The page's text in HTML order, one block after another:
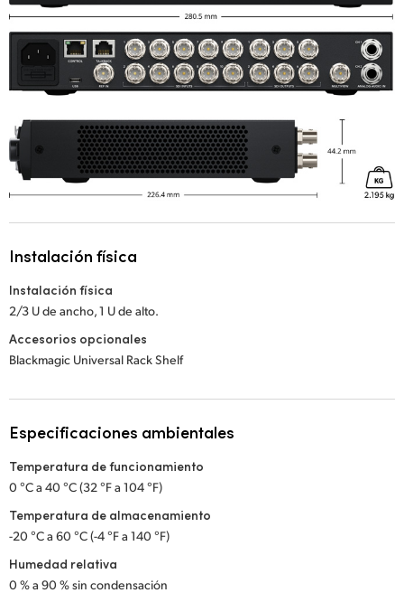
Instalación física
Instalación física
2/3 U de ancho, 1 U de alto.
Accesorios opcionales
Blackmagic Universal Rack Shelf
Especificaciones ambientales
Temperatura de funcionamiento
0 °C a 40 °C (32 °F a 104 °F)
Temperatura de almacenamiento
-20 °C a 60 °C (-4 °F a 140 °F)
Humedad relativa
0 % a 90 % sin condensación